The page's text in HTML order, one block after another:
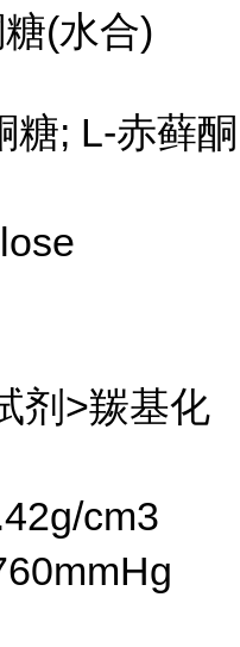
(水合)
糖; L-赤藓酮
剂>羰基化
cm3